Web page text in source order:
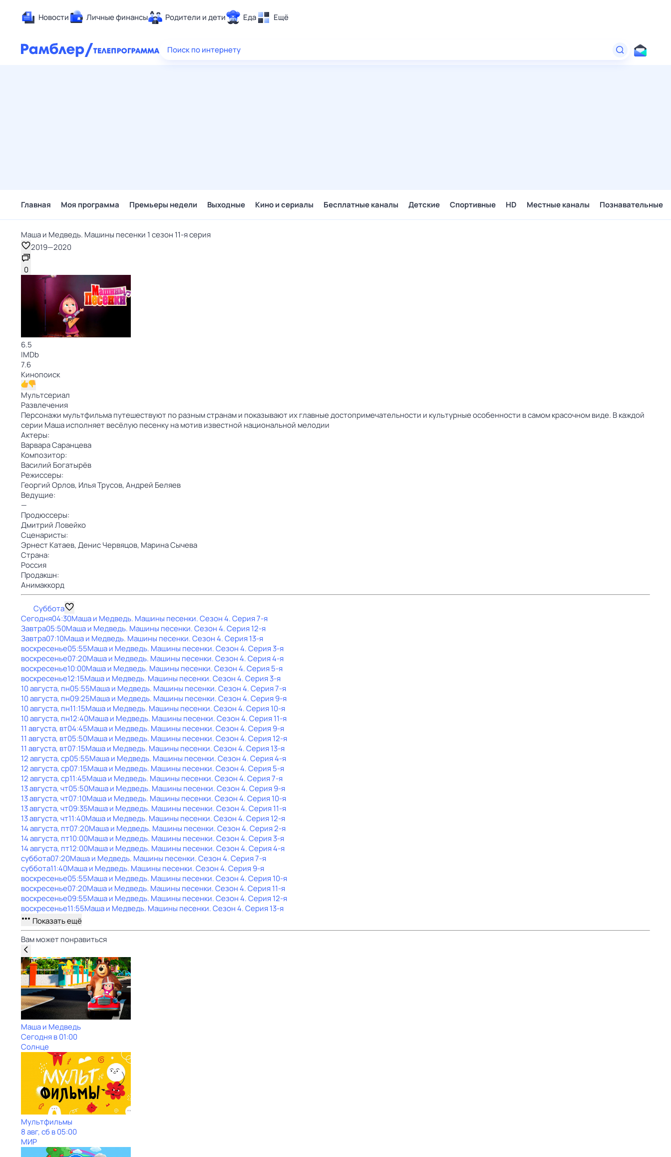
Новости Личные финансы Родители и дети Еда Ещё
Здоровье
Поиск по интернету
Главная Моя программа Премьеры недели Выходные Кино и сериалы Бесплатные каналы Детские Спортивные HD Местные каналы Познавательные
Маша и Медведь. Машины песенки 1 сезон 11-я серия
2019—2020
0
6.5
IMDb
7.6
Кинопоиск
Мультсериал
Развлечения
Персонажи мультфильма путешествуют по разным странам и показывают их главные достопримечательности и культурные особенности в самом красочном виде. В каждой
серии Маша исполняет весёлую песенку на мотив известной национальной мелодии
Актеры:
Варвара Саранцева
Композитор:
Василий Богатырёв
Режиссеры:
Георгий Орлов, Илья Трусов,Андрей Беляев
Ведущие:
—
Продюссеры:
Дмитрий Ловейко
Сценаристы:
Эрнест Катаев,Денис Червяцов, Марина Сычева
Страна:
Россия
Продакшн:
Анимаккорд
Суббота
Сегодня04:30Маша и Медведь. Машины песенки. Сезон 4. Серия 7-я
Завтра05:50Маша и Медведь. Машины песенки. Сезон 4. Серия 12-я
Завтра07:10Маша и Медведь. Машины песенки. Сезон 4. Серия 13-я
воскресенье05:55Маша и Медведь. Машины песенки. Сезон 4. Серия 3-я
воскресенье07:20Маша и Медведь. Машины песенки. Сезон 4. Серия 4-я
воскресенье10:00Маша и Медведь. Машины песенки. Сезон 4. Серия 5-я
воскресенье12:15Маша и Медведь. Машины песенки. Сезон 4. Серия 3-я
10 августа, пн05:55Маша и Медведь. Машины песенки. Сезон 4. Серия 7-я
10 августа, пн09:25Маша и Медведь. Машины песенки. Сезон 4. Серия 9-я
10 августа, пн11:15Маша и Медведь. Машины песенки. Сезон 4. Серия 10-я
10 августа, пн12:40Маша и Медведь. Машины песенки. Сезон 4. Серия 11-я
11 августа, вт04:45Маша и Медведь. Машины песенки. Сезон 4. Серия 9-я
11 августа, вт05:50Маша и Медведь. Машины песенки. Сезон 4. Серия 12-я
11 августа, вт07:15Маша и Медведь. Машины песенки. Сезон 4. Серия 13-я
12 августа, ср05:55Маша и Медведь. Машины песенки. Сезон 4. Серия 4-я
12 августа, ср07:15Маша и Медведь. Машины песенки. Сезон 4. Серия 5-я
12 августа, ср11:45Маша и Медведь. Машины песенки. Сезон 4. Серия 7-я
13 августа, чт05:50Маша и Медведь. Машины песенки. Сезон 4. Серия 9-я
13 августа, чт07:10Маша и Медведь. Машины песенки. Сезон 4. Серия 10-я
13 августа, чт09:35Маша и Медведь. Машины песенки. Сезон 4. Серия 11-я
13 августа, чт11:40Маша и Медведь. Машины песенки. Сезон 4. Серия 12-я
14 августа, пт07:20Маша и Медведь. Машины песенки. Сезон 4. Серия 2-я
14 августа, пт10:00Маша и Медведь. Машины песенки. Сезон 4. Серия 3-я
14 августа, пт12:00Маша и Медведь. Машины песенки. Сезон 4. Серия 4-я
суббота07:20Маша и Медведь. Машины песенки. Сезон 4. Серия 7-я
суббота11:40Маша и Медведь. Машины песенки. Сезон 4. Серия 9-я
воскресенье05:55Маша и Медведь. Машины песенки. Сезон 4. Серия 10-я
воскресенье07:20Маша и Медведь. Машины песенки. Сезон 4. Серия 11-я
воскресенье09:55Маша и Медведь. Машины песенки. Сезон 4. Серия 12-я
воскресенье11:55Маша и Медведь. Машины песенки. Сезон 4. Серия 13-я
Показать ещё
Вам может понравиться
Маша и Медведь
Сегодня в 01:00
Солнце
Мультфильмы
8 авг, сб в 05:00
МИР